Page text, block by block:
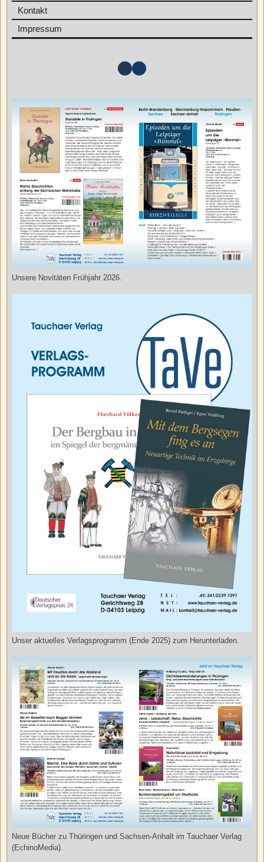
Kontakt
Impressum
Unsere Novitäten Frühjahr 2026.
Unser aktuelles Verlagsprogramm (Ende 2025) zum Herunterladen.
Neue Bücher zu Thüringen und Sachsen-Anhalt im Tauchaer Verlag
(EchinoMedia).